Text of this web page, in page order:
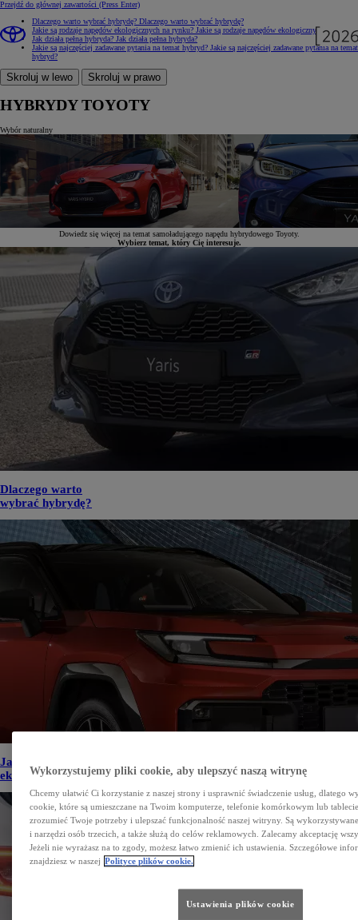
Przejdź do głównej zawartości (Press Enter)
Dlaczego warto wybrać hybrydę? Dlaczego warto wybrać hybrydę?
Jakie są rodzaje napędów ekologicznych na rynku? Jakie są rodzaje napędów ekologicznych na rynku?
Jak działa pełna hybryda? Jak działa pełna hybryda?
Jakie są najczęściej zadawane pytania na temat hybryd? Jakie są najczęściej zadawane pytania na temat
hybryd?
Skroluj w lewo Skroluj w prawo
HYBRYDY TOYOTY
Wybór naturalny
Dowiedz się więcej na temat samoładującego napędu hybrydowego Toyoty.
Wybierz temat, który Cię interesuje.
Dlaczego warto
wybrać hybrydę?
Jakie są rodzaje napędów
ekologicznych na rynku?
Wykorzystujemy pliki cookie, aby ulepszyć naszą witrynę
Chcemy ułatwić Ci korzystanie z naszej strony i usprawnić świadczenie usług, dlatego
cookie, które są umieszczane na Twoim komputerze, telefonie komórkowym lub
zrozumieć Twoje potrzeby i ulepszać funkcjonalność naszej witryny. Są
i narzędzi osób trzecich, a także służą do celów reklamowych. Zalecamy akceptację
Jeżeli nie wyrażasz na to zgody, możesz łatwo zmienić ich ustawienia. Szczegółowe
znajdziesz w naszej Polityce plików cookie.
Ustawienia plików cookie